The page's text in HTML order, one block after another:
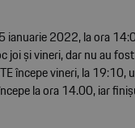
ianuarie 2022, la ora
joi și vineri, dar nu au
începe vineri, la 19:10,
la ora 14.00, iar